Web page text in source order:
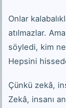
Onlar
atılmazlar.
söyledi, kim
Hepsini
Çünkü zekâ,
Zekâ, insanı